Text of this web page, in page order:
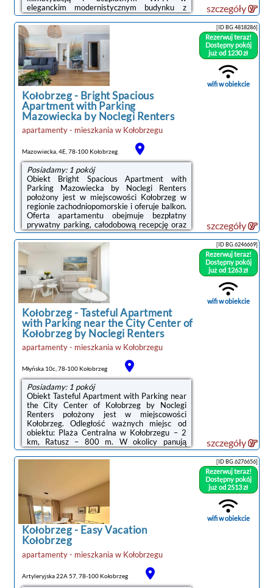
eleganckim modernistycznym budynku z
elementami w stylu art déco. Goście mogą
bezpłatnie korzystać ze strefy spa z krytym
basenem z przeciwprądem, masażami
bocznymi i wodospadem. Bezpłatne
udogodnienia obejmują ponadto 2 wanny z
hydromasażem, suchą saunę, saunę
aromatyczną, grotę wodną i strefę relaksu. Za
dodatkową opłatą Goście mogą korzystać z
18 gabinetów zabiegowych, w których
wykonywane są m.in. zabiegi ...
szczegóły
Kołobrzeg- Bright Spacious
Apartment with Parking
Mazowiecka by Noclegi Renters
apartamenty - mieszkania w Kołobrzegu
Mazowiecka, 4E, 78-100 Kołobrzeg
Posiadamy: 1 pokój
Obiekt Bright Spacious Apartment with
Parking Mazowiecka by Noclegi Renters
położony jest w miejscowości Kołobrzeg w
regionie zachodniopomorskie i oferuje balkon.
Oferta apartamentu obejmuje bezpłatny
prywatny parking, całodobową recepcję oraz
bezpłatne Wi-Fi.Oferta apartamentu
obejmuje kilka sypialni (2), salon, aneks
kuchenny z pełnym wyposażeniem, w tym
lodówką i ekspresem do kawy, a także
łazienkę (1) z prysznicem oraz bezpłatnym
zestawem kosmetyków. W apartamencie
zapewniono ręczniki i pościel.Na miejscu
serwowane jest śniadanie à la carte lub
kontynentalne.Odległość ...
[ID BG.4818286]
Rezerwuj teraz!
Dostępny pokój
już od 1230 zł
wifi w obiekcie
szczegóły
noclegi Kołobrzeg
Kołobrzeg-Tasteful Apartment
with Parking near the City Center of
Kołobrzeg by Noclegi Renters
apartamenty - mieszkania w Kołobrzegu
Młyńska 10c, 78-100 Kołobrzeg
Posiadamy: 1 pokój
Obiekt Tasteful Apartment with Parking near
the City Center of Kołobrzeg by Noclegi
Renters położony jest w miejscowości
Kołobrzeg. Odległość ważnych miejsc od
obiektu: Plaża Centralna w Kołobrzegu – 2
km, Ratusz – 800 m. W okolicy panują
doskonałe warunki do uprawiania jazdy na
rowerze. Oferta apartamentu obejmuje
recepcję oraz bezpłatne Wi-Fi.Oferta
apartamentu obejmuje sypialnię (1), salon,
aneks kuchenny z pełnym wyposażeniem, w
tym lodówką i ekspresem do kawy, a także
łazienkę (1) z prysznicem oraz bezpłatnym
zestawem kosmetyków. ...
[ID BG.6246669]
Rezerwuj teraz!
Dostępny pokój
już od 1263 zł
wifi w obiekcie
szczegóły
Kołobrzeg- Easy Vacation
Kołobrzeg
apartamenty - mieszkania w Kołobrzegu
Artyleryjska 22A 57, 78-100 Kołobrzeg
[ID BG.6276656]
Rezerwuj teraz!
Dostępny pokój
już od 2513 zł
wifi w obiekcie